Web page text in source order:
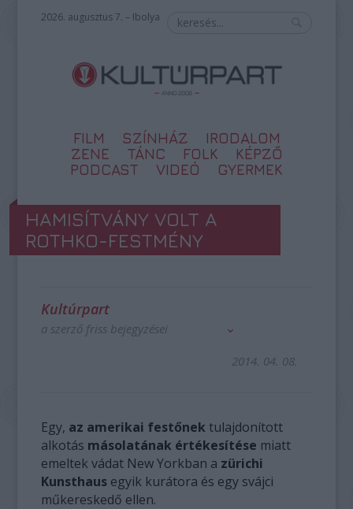
2026. augusztus 7. – Ibolya
FILM SZÍNHÁZ
IRODALOM
ZENE
TÁNC FOLK
KÉPZŐ
PODCAST
VIDEÓ GYERMEK
HAMISÍTVÁNY VOLT A
ROTHKO-FESTMÉNY
Kultúrpart
a szerző friss bejegyzései
2014. 04. 08.
Egy, az amerikai festőnek tulajdonított
alkotás másolatának értékesítése miatt
emeltek vádat New Yorkban a zürichi
Kunsthaus egyik kurátora és egy svájci
műkereskedő ellen.